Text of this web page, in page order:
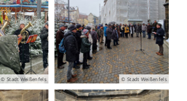
© Stadt Weißenfels © Stadt Weißenfels